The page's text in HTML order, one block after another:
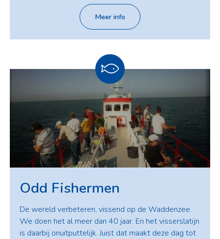
Meer info
Odd Fishermen
De wereld verbeteren, vissend op de Waddenzee.
We doen het al meer dan 40 jaar. En het visserslatijn
is daarbij onuitputtelijk. Juist dat maakt deze dag tot